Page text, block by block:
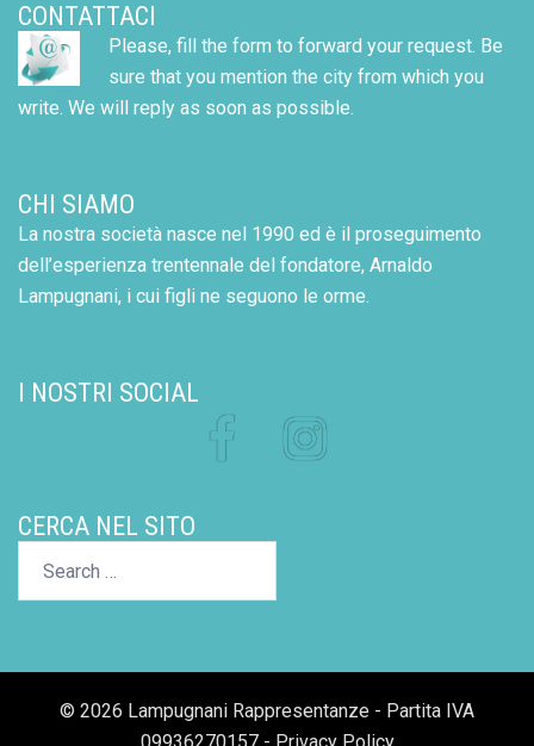
CONTATTACI
Please, fill the form to forward your request. Be
sure that you mention the city from which you
write. We will reply as soon as possible.
CHI SIAMO
La nostra società nasce nel 1990 ed è il proseguimento
dell’esperienza trentennale del fondatore, Arnaldo
Lampugnani, i cui figli ne seguono le orme.
I NOSTRI SOCIAL
Facebook Instagram
CERCA NEL SITO
© 2026 Lampugnani Rappresentanze - Partita IVA